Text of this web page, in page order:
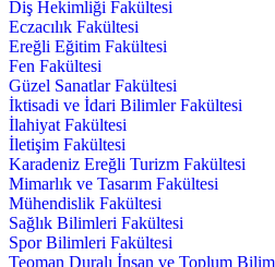
Diş Hekimliği Fakültesi
Eczacılık Fakültesi
Ereğli Eğitim Fakültesi
Fen Fakültesi
Güzel Sanatlar Fakültesi
İktisadi ve İdari Bilimler Fakültesi
İlahiyat Fakültesi
İletişim Fakültesi
Karadeniz Ereğli Turizm Fakültesi
Mimarlık ve Tasarım Fakültesi
Mühendislik Fakültesi
Sağlık Bilimleri Fakültesi
Spor Bilimleri Fakültesi
Teoman Duralı İnsan ve Toplum